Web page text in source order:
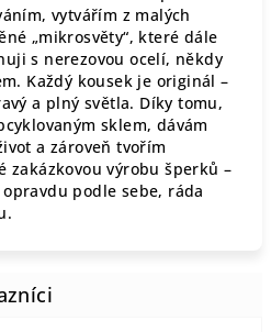
vytvářím z malých
„mikrosvěty“, které dále
s nerezovou ocelí, někdy
Každý kousek je originál –
a plný světla. Díky tomu,
sklem, dávám
a zároveň tvořím
zakázkovou výrobu šperků –
podle sebe, ráda